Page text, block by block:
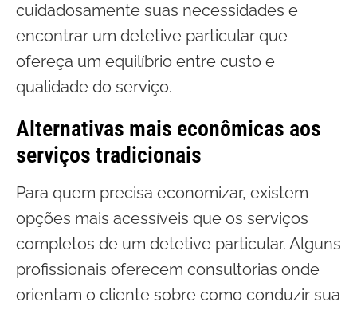
cuidadosamente suas necessidades e
encontrar um detetive particular que
ofereça um equilíbrio entre custo e
qualidade do serviço.
Alternativas mais econômicas aos
serviços tradicionais
Para quem precisa economizar, existem
opções mais acessíveis que os serviços
completos de um detetive particular. Alguns
profissionais oferecem consultorias onde
orientam o cliente sobre como conduzir sua